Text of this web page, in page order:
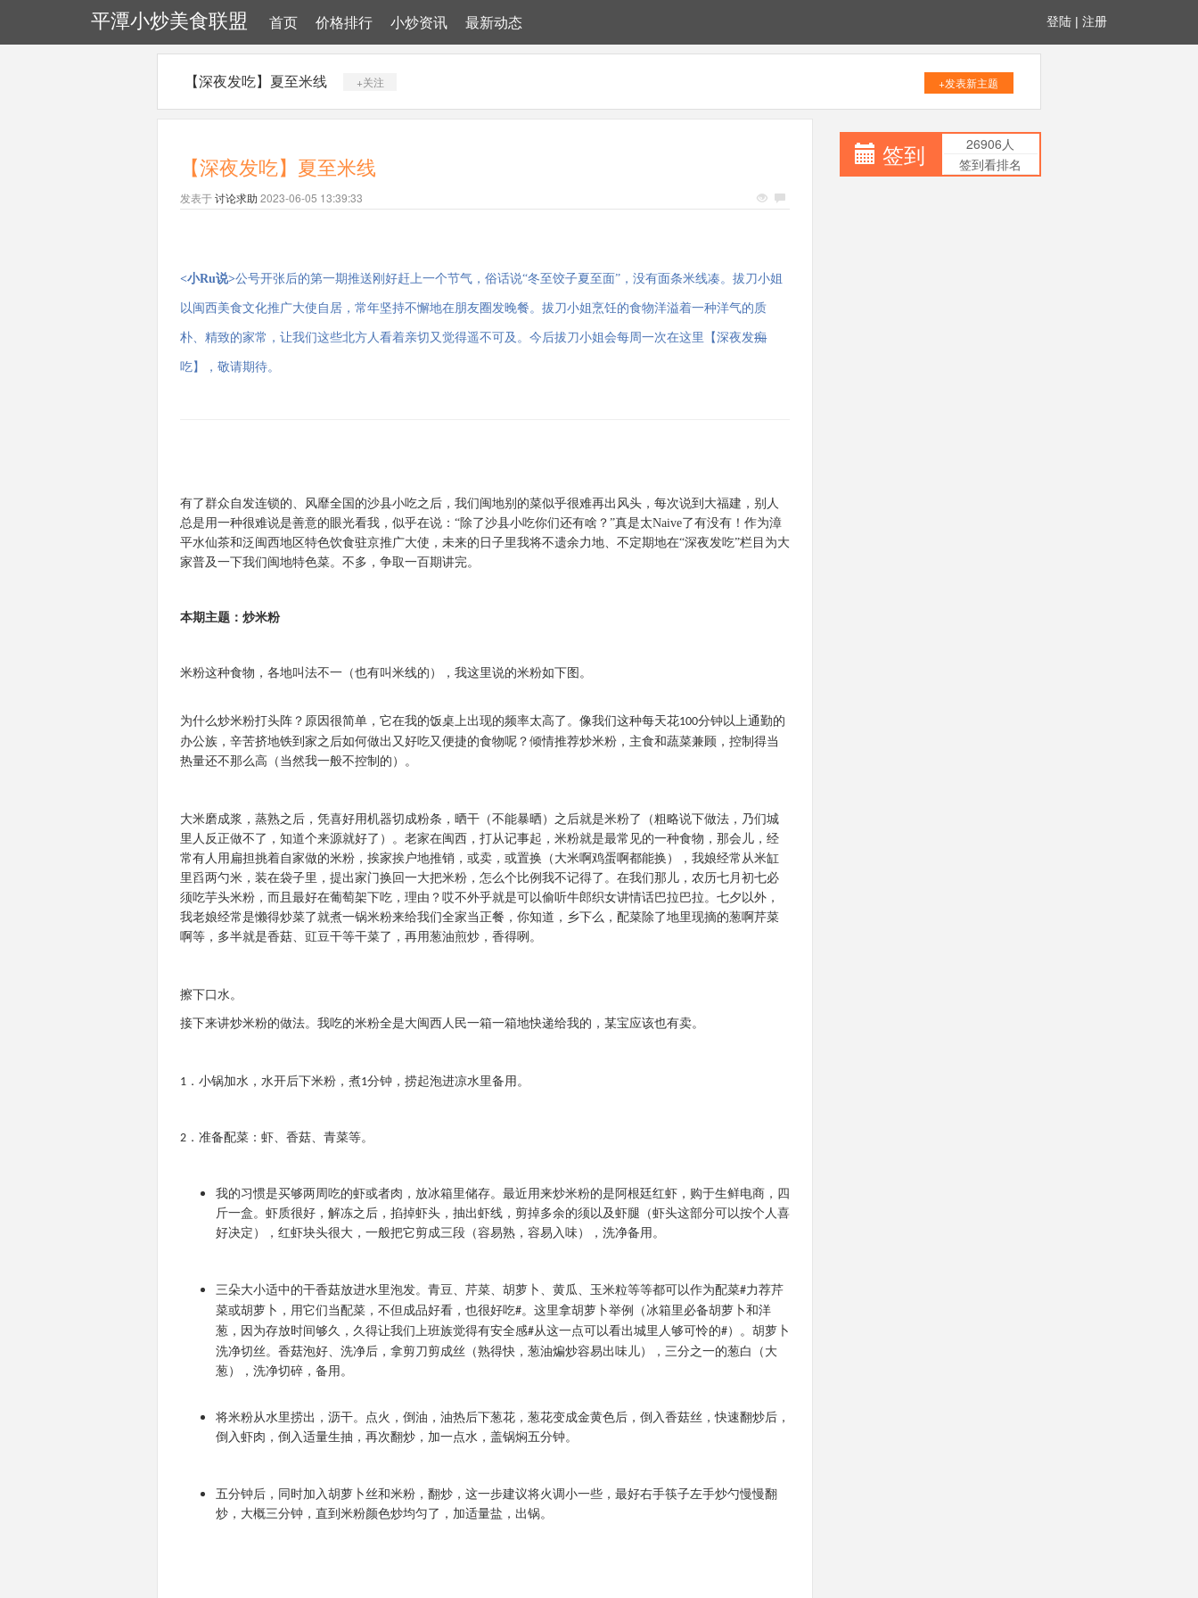
平潭小炒美食联盟 首页 价格排行 小炒资讯 最新动态 登陆 | 注册
【深夜发吃】夏至米线 +关注 +发表新主题
【深夜发吃】夏至米线
发表于讨论求助 2023-06-05 13:39:33
<小Ru说>公号开张后的第一期推送刚好赶上一个节气，俗话说“冬至饺子夏至面”，没有面条米线凑。拔刀小姐
以闽西美食文化推广大使自居，常年坚持不懈地在朋友圈发晚餐。拔刀小姐烹饪的食物洋溢着一种洋气的质
朴、精致的家常，让我们这些北方人看着亲切又觉得遥不可及。今后拔刀小姐会每周一次在这里【深夜发痴
吃】，敬请期待。
有了群众自发连锁的、风靡全国的沙县小吃之后，我们闽地别的菜似乎很难再出风头，每次说到大福建，别人
总是用一种很难说是善意的眼光看我，似乎在说：“除了沙县小吃你们还有啥？”真是太Naive了有没有！作为漳
平水仙茶和泛闽西地区特色饮食驻京推广大使，未来的日子里我将不遗余力地、不定期地在“深夜发吃”栏目为大
家普及一下我们闽地特色菜。不多，争取一百期讲完。
本期主题：炒米粉
米粉这种食物，各地叫法不一（也有叫米线的），我这里说的米粉如下图。
为什么炒米粉打头阵？原因很简单，它在我的饭桌上出现的频率太高了。像我们这种每天花100分钟以上通勤的
办公族，辛苦挤地铁到家之后如何做出又好吃又便捷的食物呢？倾情推荐炒米粉，主食和蔬菜兼顾，控制得当
热量还不那么高（当然我一般不控制的）。
大米磨成浆，蒸熟之后，凭喜好用机器切成粉条，晒干（不能暴晒）之后就是米粉了（粗略说下做法，乃们城
里人反正做不了，知道个来源就好了）。老家在闽西，打从记事起，米粉就是最常见的一种食物，那会儿，经
常有人用扁担挑着自家做的米粉，挨家挨户地推销，或卖，或置换（大米啊鸡蛋啊都能换），我娘经常从米缸
里舀两勺米，装在袋子里，提出家门换回一大把米粉，怎么个比例我不记得了。在我们那儿，农历七月初七必
须吃芋头米粉，而且最好在葡萄架下吃，理由？哎不外乎就是可以偷听牛郎织女讲情话巴拉巴拉。七夕以外，
我老娘经常是懒得炒菜了就煮一锅米粉来给我们全家当正餐，你知道，乡下么，配菜除了地里现摘的葱啊芹菜
啊等，多半就是香菇、豇豆干等干菜了，再用葱油煎炒，香得咧。
擦下口水。
接下来讲炒米粉的做法。我吃的米粉全是大闽西人民一箱一箱地快递给我的，某宝应该也有卖。
1 ．小锅加水，水开后下米粉，煮1分钟，捞起泡进凉水里备用。
2 ．准备配菜：虾、香菇、青菜等。
我的习惯是买够两周吃的虾或者肉，放冰箱里储存。最近用来炒米粉的是阿根廷红虾，购于生鲜电商，四
斤一盒。虾质很好，解冻之后，掐掉虾头，抽出虾线，剪掉多余的须以及虾腿（虾头这部分可以按个人喜
好决定），红虾块头很大，一般把它剪成三段（容易熟，容易入味），洗净备用。
三朵大小适中的干香菇放进水里泡发。青豆、芹菜、胡萝卜、黄瓜、玉米粒等等都可以作为配菜#力荐芹
菜或胡萝卜，用它们当配菜，不但成品好看，也很好吃#。这里拿胡萝卜举例（冰箱里必备胡萝卜和洋
葱，因为存放时间够久，久得让我们上班族觉得有安全感#从这一点可以看出城里人够可怜的#）。胡萝卜
洗净切丝。香菇泡好、洗净后，拿剪刀剪成丝（熟得快，葱油煸炒容易出味儿），三分之一的葱白（大
葱），洗净切碎，备用。
将米粉从水里捞出，沥干。点火，倒油，油热后下葱花，葱花变成金黄色后，倒入香菇丝，快速翻炒后，
倒入虾肉，倒入适量生抽，再次翻炒，加一点水，盖锅焖五分钟。
五分钟后，同时加入胡萝卜丝和米粉，翻炒，这一步建议将火调小一些，最好右手筷子左手炒勺慢慢翻
炒，大概三分钟，直到米粉颜色炒均匀了，加适量盐，出锅。
签到
26906人
签到看排名